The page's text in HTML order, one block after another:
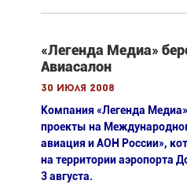
«Легенда Медиа»
Авиасалон
30 июля 2008
Компания «Легенда
проекты на
авиация и АОН России»,
на территории аэропорта
3 августа.